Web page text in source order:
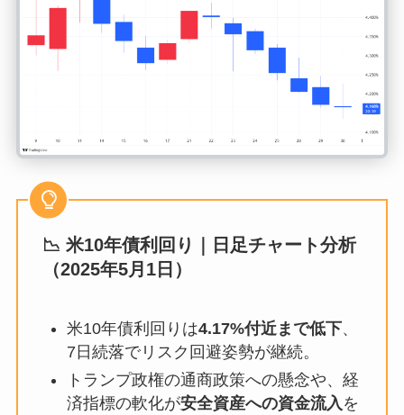
📉 米10年債利回り｜日足チャート分析
（2025年5月1日）
米10年債利回りは4.17%付近まで低下、
7日続落でリスク回避姿勢が継続。
トランプ政権の通商政策への懸念や、経
済指標の軟化が安全資産への資金流入 を